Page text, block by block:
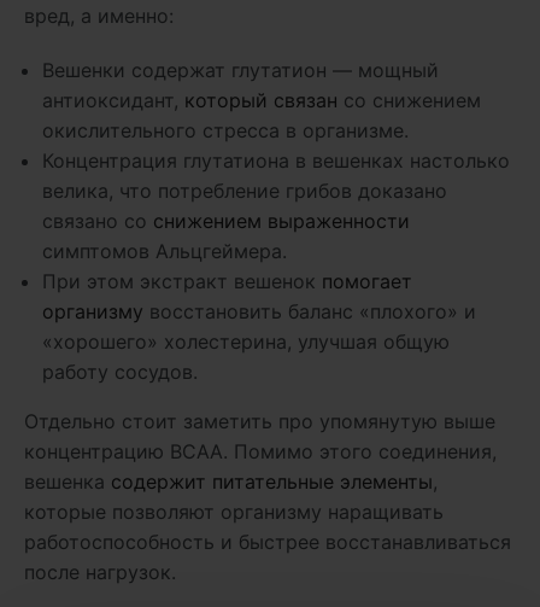
вред, а именно:
Вешенки содержат глутатион — мощный
антиоксидант, который связан со снижением
окислительного стресса в организме.
Концентрация глутатиона в вешенках настолько
велика, что потребление грибов доказано
связано со снижением выраженности
симптомов Альцгеймера.
При этом экстракт вешенок помогает
организму восстановить баланс «плохого» и
«хорошего» холестерина, улучшая общую
работу сосудов.
Отдельно стоит заметить про упомянутую выше
концентрацию ВСАА. Помимо этого соединения,
вешенка содержит питательные элементы,
которые позволяют организму наращивать
работоспособность и быстрее восстанавливаться
после нагрузок.